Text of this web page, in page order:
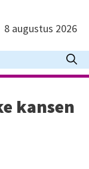
8 augustus 2026
kansen